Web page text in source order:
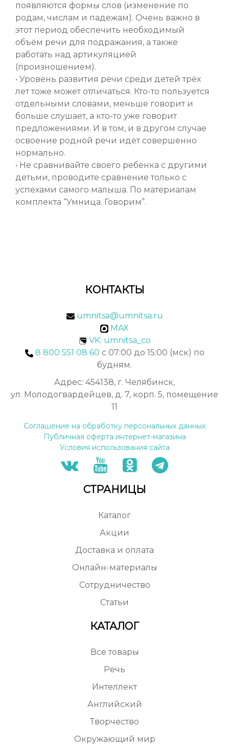
появляются формы слов (изменение по
родам, числам и падежам). Очень важно в
этот период обеспечить необходимый
объём речи для подражания, а также
работать над артикуляцией
(произношением).
• Уровень развития речи среди детей трёх
лет тоже может отличаться. Кто-то пользуется
отдельными словами, меньше говорит и
больше слушает, а кто-то уже говорит
предложениями. И в том, и в другом случае
освоение родной речи идёт совершенно
нормально.
• Не сравнивайте своего ребёнка с другими
детьми, проводите сравнение только с
успехами самого малыша. По материалам
комплекта “Умница. Говорим”.
СТРАНИЦЫ
Каталог
Акции
Доставка и оплата
Онлайн-материалы
Сотрудничество
Статьи
КАТАЛОГ
Все товары
Речь
Интеллект
Английский
Творчество
Окружающий мир
КОНТАКТЫ
umnitsa@umnitsa.ru
MAX
VK: umnitsa_co
8 800 551 08 60 с 07:00 до 15:00 (мск) по
будням.
Адрес: 454138, г. Челябинск,
ул. Молодогвардейцев, д. 7, корп. 5, помещение
11
Соглашение на обработку персональных данных
Публичная оферта интернет-магазина
Условия использования сайта